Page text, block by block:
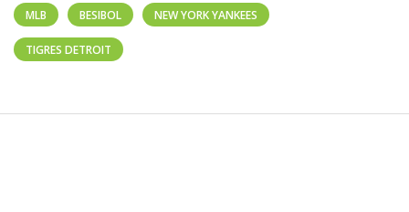
MLB BESIBOL NEW YORK YANKEES
TIGRES DETROIT